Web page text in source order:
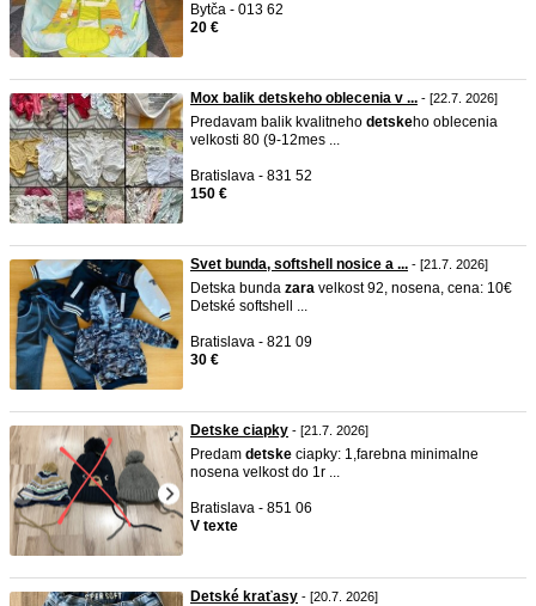
Bytča - 013 62
20 €
Mox balik detskeho oblecenia v ... - [22.7. 2026]
Predavam balik kvalitneho detskeho oblecenia
velkosti 80 (9-12mes ...
Bratislava - 831 52
150 €
Svet bunda, softshell nosice a ... - [21.7. 2026]
Detska bunda zara velkost 92, nosena, cena: 10€
Detské softshell ...
Bratislava - 821 09
30 €
Detske ciapky - [21.7. 2026]
Predam detske ciapky: 1,farebna minimalne
nosena velkost do 1r ...
Bratislava - 851 06
V texte
Detské kraťasy - [20.7. 2026]